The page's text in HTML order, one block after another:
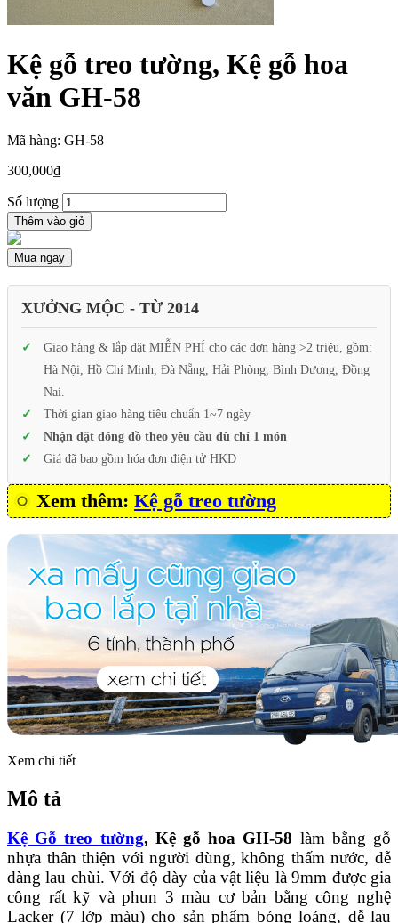
Kệ gỗ treo tường, Kệ gỗ hoa
văn GH-58
Mã hàng: GH-58
300,000₫
Số lượng
Thêm vào giỏ
Mua ngay
XƯỞNG MỘC - TỪ 2014
Giao hàng & lắp đặt MIỄN PHÍ cho các đơn hàng >2 triệu, gồm:
Hà Nội, Hồ Chí Minh, Đà Nẵng, Hải Phòng, Bình Dương, Đồng
Nai.
Thời gian giao hàng tiêu chuẩn 1~7 ngày
Nhận đặt đóng đồ theo yêu cầu dù chỉ 1 món
Giá đã bao gồm hóa đơn điện tử HKD
Xem thêm: Kệ gỗ treo tường
Xem chi tiết
Mô tả
Kệ Gỗ treo tường, Kệ gỗ hoa GH-58 làm bằng gỗ
nhựa thân thiện với người dùng, không thấm nước, dễ
dàng lau chùi. Với độ dày của vật liệu là 9mm được gia
công rất kỹ và phun 3 màu cơ bản bằng công nghệ
Lacker (7 lớp màu) cho sản phẩm bóng loáng, dễ lau